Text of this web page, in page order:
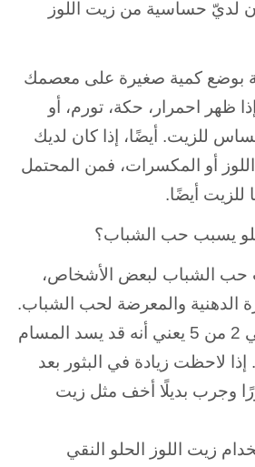
لديّ حساسية من زيت اللوز
بوضع كمية صغيرة على معصمك
ساعة. إذا ظهر احمرار، حكة، تورم، أو
للزيت. أيضًا، إذا كان لديك
أو المكسرات، فمن المحتمل
أيضًا.
حب الشباب لبعض الأشخاص،
الدهنية والمعرضة لحب الشباب.
معامله الكوميدوجيني 2 من 5 يعني أنه قد يسد المسام
لاحظت زيادة في البثور بعد
وجرب بديلًا أخف مثل زيت
زيت اللوز الحلو النقي